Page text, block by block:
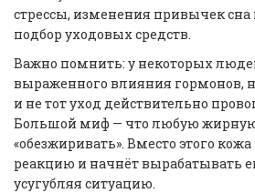
стрессы, изменения привычек
подбор уходовых средств.
Важно помнить: у некоторых
выраженного влияния гормонов,
и не тот уход действительно
Большой миф — что любую
«обезжиривать». Вместо этого
реакцию и начнёт вырабатывать
усугубляя ситуацию.